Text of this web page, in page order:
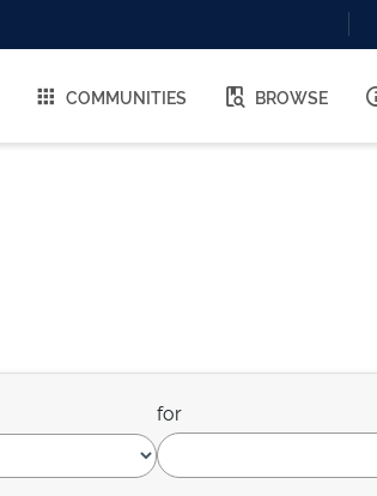
COMMUNITIES BROWSE
for